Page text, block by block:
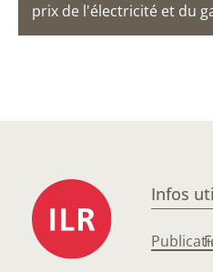
prix de l'électricité et du
Infos